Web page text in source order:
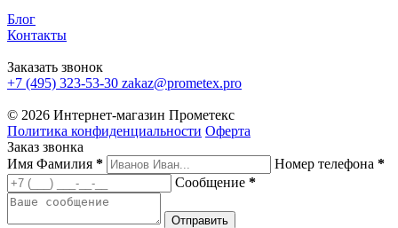
Блог
Контакты
Заказать звонок
+7 (495) 323-53-30 zakaz@prometex.pro
© 2026 Интернет-магазин Прометекс
Политика конфиденциальности Оферта
Заказ звонка
Имя Фамилия * Номер телефона *
Сообщение *